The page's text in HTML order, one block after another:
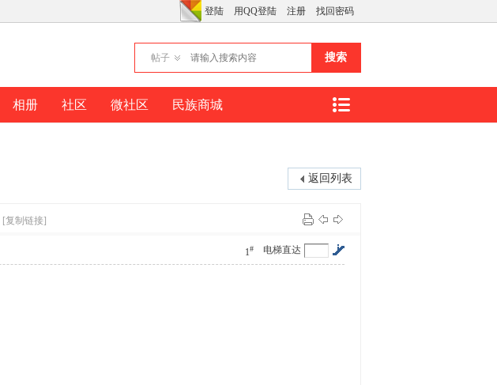
登陆 用QQ登陆 注册 找回密码
帖子 搜索
相册 社区 微社区 民族商城
返回列表
[复制链接]
电梯直达
1#